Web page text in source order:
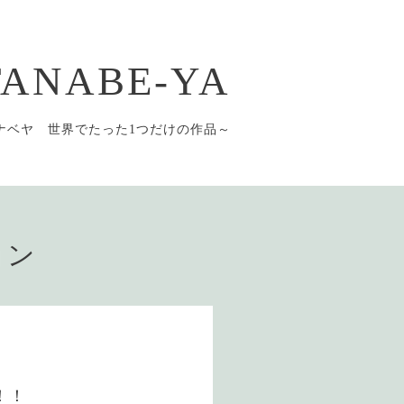
YA
ベヤ 世界でたった1つだけの作品～